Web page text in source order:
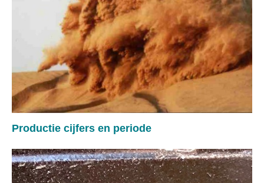
Productie cijfers en periode